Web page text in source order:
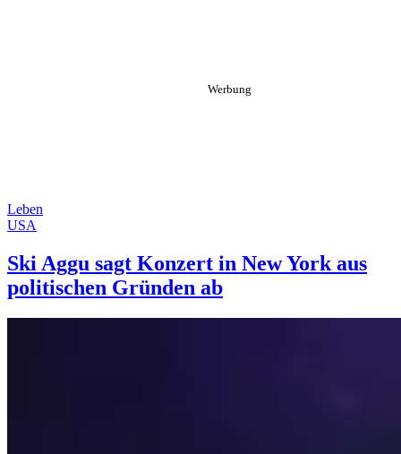
Leben
USA
Ski Aggu sagt Konzert in New York aus
politischen Gründen ab